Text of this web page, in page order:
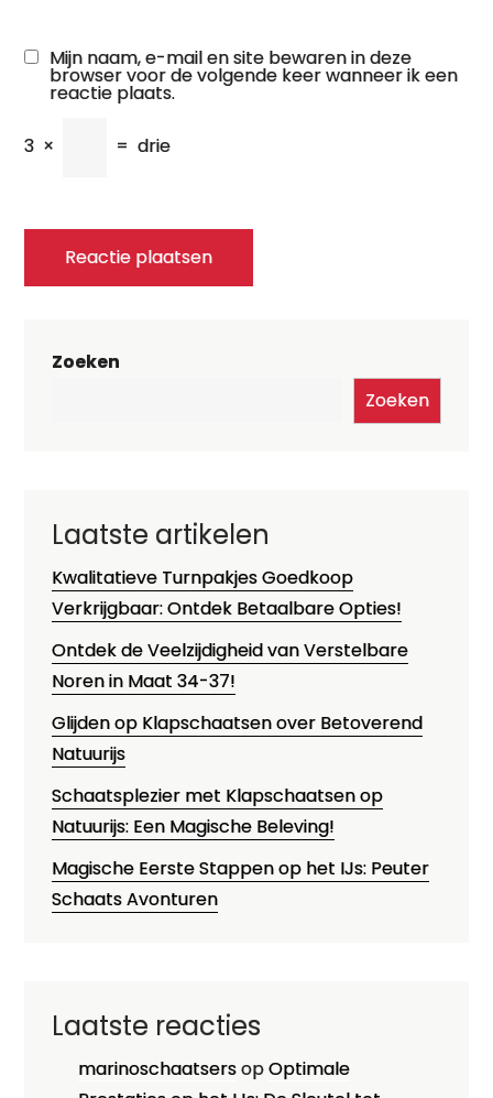
Mijn naam, e-mail en site bewaren in deze
browser voor de volgende keer wanneer ik een
reactie plaats.
3 × = drie
Zoeken
Zoeken
Laatste artikelen
Kwalitatieve Turnpakjes Goedkoop
Verkrijgbaar: Ontdek Betaalbare Opties!
Ontdek de Veelzijdigheid van Verstelbare
Noren in Maat 34-37!
Glijden op Klapschaatsen over Betoverend
Natuurijs
Schaatsplezier met Klapschaatsen op
Natuurijs: Een Magische Beleving!
Magische Eerste Stappen op het IJs: Peuter
Schaats Avonturen
Laatste reacties
marinoschaatsersopOptimale